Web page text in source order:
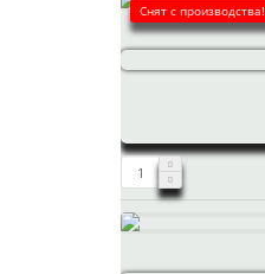
Снят с производства!